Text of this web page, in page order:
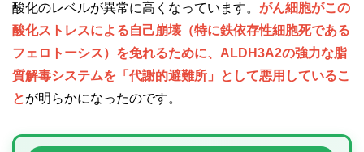
酸化のレベルが異常に高くなっています。 がん細胞がこの
酸化ストレスによる自己崩壊（特に鉄依存性細胞死である
フェロトーシス）を免れるために、ALDH3A2の強力な脂
質解毒システムを「代謝的避難所」として悪用しているこ
とが明らかになったのです。